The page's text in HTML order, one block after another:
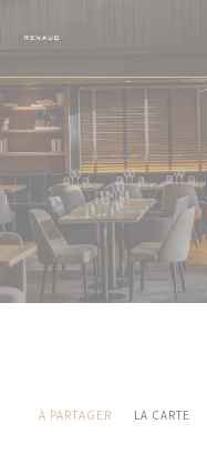
À PARTAGER LA CARTE